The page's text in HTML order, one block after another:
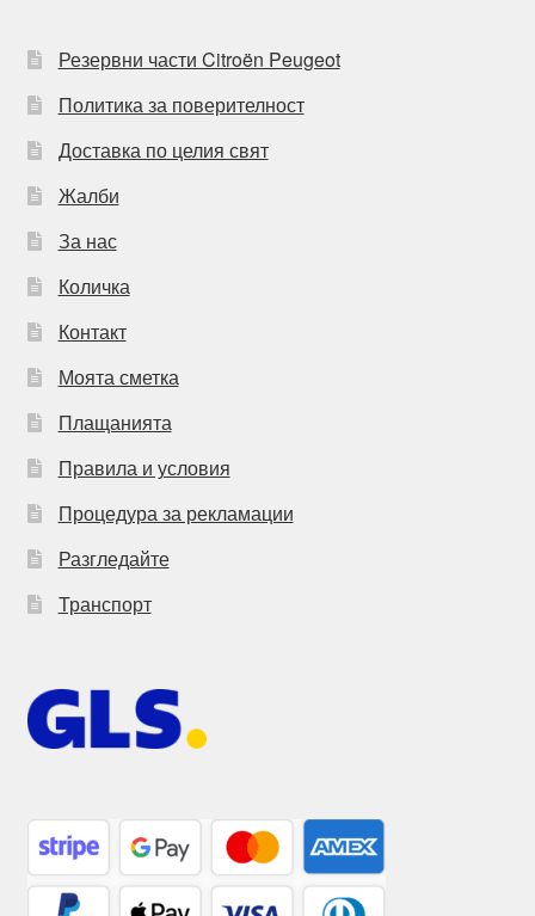
Резервни части Citroën Peugeot
Политика за поверителност
Доставка по целия свят
Жалби
За нас
Количка
Контакт
Моята сметка
Плащанията
Правила и условия
Процедура за рекламации
Разгледайте
Транспорт